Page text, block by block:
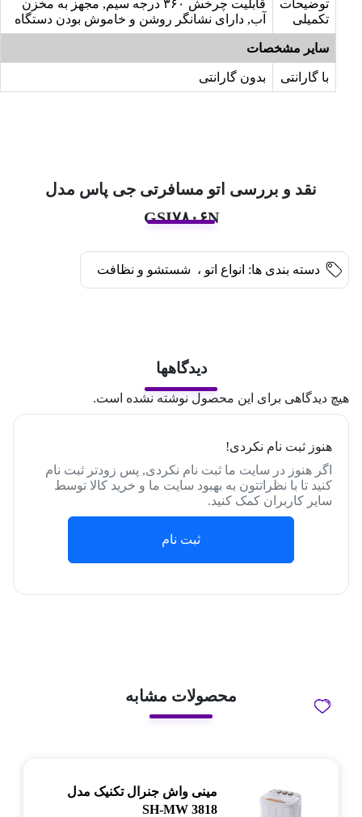
توضیحات
تکمیلی
قابلیت چرخش ۳۶۰ درجه سیم, مجهز به مخزن
آب, دارای نشانگر روشن و خاموش بودن دستگاه
سایر مشخصات
با گارانتی بدون گارانتی
نقد و بررسی اتو مسافرتی جی پاس مدل
GSI۷۸۰۶N
دسته بندی ها: انواع اتو ، شستشو و نظافت
دیدگاهها
هیچ دیدگاهی برای این محصول نوشته نشده است.
هنوز ثبت نام نکردی!
اگر هنوز در سایت ما ثبت نام نکردی, پس زودتر ثبت نام
کنید تا با نظراتتون به بهبود سایت ما و خرید کالا توسط
سایر کاربران کمک کنید.
ثبت نام
محصولات مشابه
مینی واش جنرال تکنیک مدل
SH-MW 3818